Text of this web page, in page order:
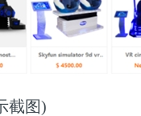
截图)